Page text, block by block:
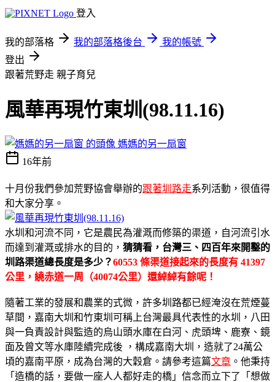
登入
我的部落格 我的部落格後台
我的帳號
登出
跟著荒野走 親子育兒
風華再現竹東圳(98.11.16)
媽媽的另一扇窗
16年前
十月份我們參加荒野協會舉辦的跟著圳路走系列活動，很值得
和大家分享。
水圳和河流不同，它是農民為灌溉而修築的渠道，自河流引水
而達到灌溉或排水的目的， 猜猜看，台灣三、四百年來開鑿的
圳路渠道總長度是多少？60553 條渠道接起來的長度有 41397
公里，繞赤道一周（40074公里）還綽綽有餘呢！
隨著工業的發展和農業的式微，許多圳路都已經淹沒在荒煙蔓
草間，嘉南大圳和竹東圳可稱上台灣最具代表性的水圳，八田
與一負責設計與監造的烏山頭水庫在白河、虎頭埤、鹿寮、鏡
面及曾文等水庫陸續完成後 ，構成嘉南大圳，造就了24萬公
頃的嘉南平原，成為台灣的大穀倉。請參考這篇文章 。他秉持
「造橋的話，要做一座人人都好走的橋」信念而立下了「想做